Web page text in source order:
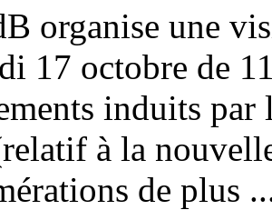
organise une
17 octobre de
induits
à la
de plus